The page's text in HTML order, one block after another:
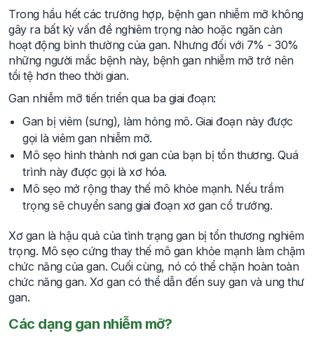
Trong hầu hết các trường hợp, bệnh gan nhiễm mỡ không
gây ra bất kỳ vấn đề nghiêm trọng nào hoặc ngăn cản
hoạt động bình thường của gan. Nhưng đối với 7% - 30%
những người mắc bệnh này, bệnh gan nhiễm mỡ trở nên
tồi tệ hơn theo thời gian.
Gan nhiễm mỡ tiến triển qua ba giai đoạn:
Gan bị viêm (sưng), làm hỏng mô. Giai đoạn này được
gọi là viêm gan nhiễm mỡ.
Mô sẹo hình thành nơi gan của bạn bị tổn thương. Quá
trình này được gọi là xơ hóa.
Mô sẹo mở rộng thay thế mô khỏe mạnh. Nếu trầm
trọng sẽ chuyển sang giai đoạn xơ gan cổ trướng.
Xơ gan là hậu quả của tình trạng gan bị tổn thương nghiêm
trọng. Mô sẹo cứng thay thế mô gan khỏe mạnh làm chậm
chức năng của gan. Cuối cùng, nó có thể chặn hoàn toàn
chức năng gan. Xơ gan có thể dẫn đến suy gan và ung thư
gan.
Các dạng gan nhiễm mỡ?